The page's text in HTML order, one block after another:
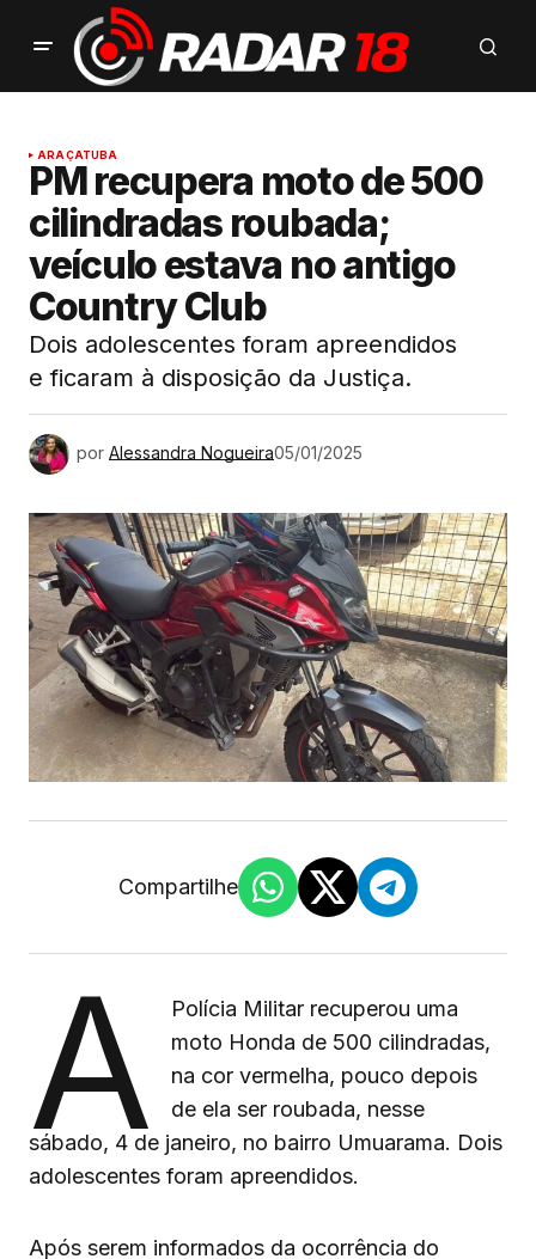
ARAÇATUBA
PM recupera moto de 500
cilindradas roubada;
veículo estava no antigo
Country Club
Dois adolescentes foram apreendidos
e ficaram à disposição da Justiça.
por Alessandra Nogueira05/01/2025
Compartilhe
A
Polícia Militar recuperou uma
moto Honda de 500 cilindradas,
na cor vermelha, pouco depois
de ela ser roubada, nesse
sábado, 4 de janeiro, no bairro Umuarama. Dois
adolescentes foram apreendidos.
Após serem informados da ocorrência do